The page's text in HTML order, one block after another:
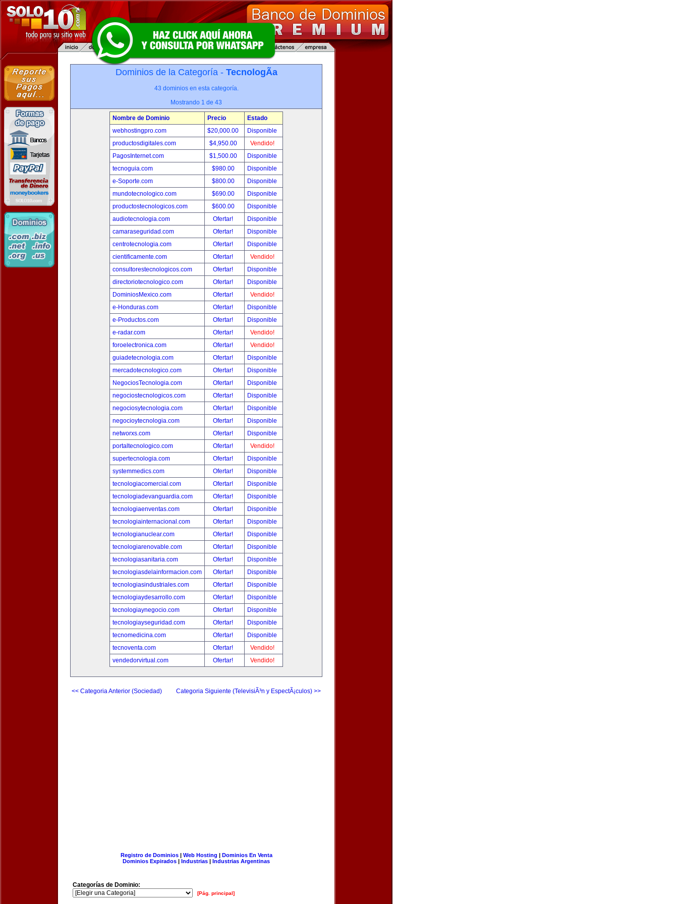
Dominios de la Categoría - TecnologÃ­a
43 dominios en esta categoría.
Mostrando 1 de 43
Nombre de Dominio Precio
Estado
webhostingpro.com
$20,000.00
Disponible
productosdigitales.com
$4,950.00
Vendido!
PagosInternet.com
$1,500.00
Disponible
tecnoguia.com
$980.00
Disponible
e-Soporte.com
$800.00
Disponible
mundotecnologico.com
$690.00
Disponible
productostecnologicos.com
$600.00
Disponible
audiotecnologia.com
Ofertar!
Disponible
camaraseguridad.com
Ofertar!
Disponible
centrotecnologia.com
Ofertar!
Disponible
cientificamente.com
Ofertar!
Vendido!
consultorestecnologicos.com
Ofertar!
Disponible
directoriotecnologico.com
Ofertar!
Disponible
DominiosMexico.com
Ofertar!
Vendido!
e-Honduras.com
Ofertar!
Disponible
e-Productos.com
Ofertar!
Disponible
e-radar.com
Ofertar!
Vendido!
foroelectronica.com
Ofertar!
Vendido!
guiadetecnologia.com
Ofertar!
Disponible
mercadotecnologico.com
Ofertar!
Disponible
NegociosTecnologia.com
Ofertar!
Disponible
negociostecnologicos.com
Ofertar!
Disponible
negociosytecnologia.com
Ofertar!
Disponible
negocioytecnologia.com
Ofertar!
Disponible
networxs.com
Ofertar!
Disponible
portaltecnologico.com
Ofertar!
Vendido!
supertecnologia.com
Ofertar!
Disponible
systemmedics.com
Ofertar!
Disponible
tecnologiacomercial.com
Ofertar!
Disponible
tecnologiadevanguardia.com
Ofertar!
Disponible
tecnologiaenventas.com
Ofertar!
Disponible
tecnologiainternacional.com
Ofertar!
Disponible
tecnologianuclear.com
Ofertar!
Disponible
tecnologiarenovable.com
Ofertar!
Disponible
tecnologiasanitaria.com
Ofertar!
Disponible
tecnologiasdelainformacion.com
Ofertar!
Disponible
tecnologiasindustriales.com
Ofertar!
Disponible
tecnologiaydesarrollo.com
Ofertar!
Disponible
tecnologiaynegocio.com
Ofertar!
Disponible
tecnologiayseguridad.com
Ofertar!
Disponible
tecnomedicina.com
Ofertar!
Disponible
tecnoventa.com
Ofertar!
Vendido!
vendedorvirtual.com
Ofertar! Vendido!
<< Categoria Anterior (Sociedad) Categoria Siguiente (TelevisiÃ³n y EspectÃ¡culos) >>
Registro de Dominios| Web Hosting | Dominios En Venta
Dominios Expirados | Industrias | Industrias Argentinas
Categorías de Dominio:
[Pág. principal]